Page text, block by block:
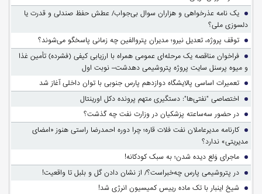
یک نامه عذرخواهی و هزاران سوال بی‌جواب/ عطش حفظ صندلی و قدرت یا
دلسوزی ملی؟
توقف پروژه، تعدیل نیرو؛ مدیران پتروالفین چه زمانی پاسخگو می‌شوند؟
فراخوان مناقصه یک مرحله‌ای عمومی همراه با ارزیابی کیفی (فشرده) تأمین غذا
و میوه پرسنل سایت پروژه پتروشیمی دهدشت– نوبت اول
تعمیرات اساسی پالایشگاه دوازدهم پارس جنوبی با توان داخلی آغاز شد
اختصاصی "نفتی‌ها": دستگیری متهم پرونده دکل اورینتال
در حضور سه‌ساعته پزشکیان در وزارت نفت چه گذشت؟
کارنامه مدیرعاملان نفت فلات قاره؛ چرا دوره احمدرضا راستی هنوز «امضای
مدیریتی» ندارد؟
ماجرای وَلع دیده شدن؛ به سبک کودکانه!
در پتروشیمی پارس چه‌خبراست؟/ از نشان دادن گل و بلبل تا واقعیت!
شیخ اینبار با تک ماده رییس کمیسیون انرژی شد!